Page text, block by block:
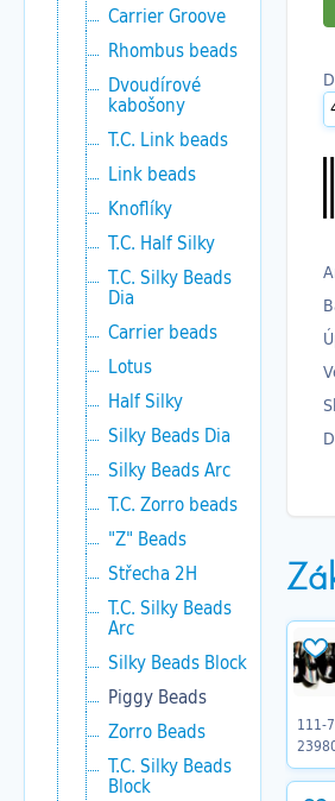
Carrier Groove
Rhombus beads
Dvoudírové
kabošony
T.C. Link beads
Link beads
Knoflíky
T.C. Half Silky
T.C. Silky Beads
Dia
Carrier beads
Lotus
Half Silky
Silky Beads Dia
Silky Beads Arc
T.C. Zorro beads
"Z" Beads
Střecha 2H
T.C. Silky Beads
Arc
Silky Beads Block
Piggy Beads
Zorro Beads
T.C. Silky Beads
Block
111-